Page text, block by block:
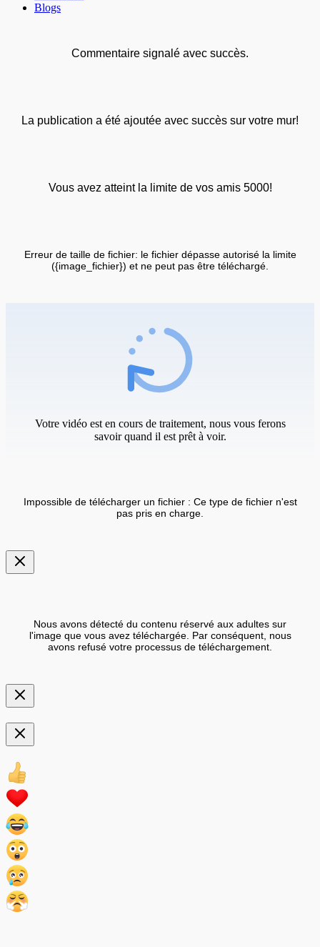
Blogs
Commentaire signalé avec succès.
La publication a été ajoutée avec succès sur votre mur!
Vous avez atteint la limite de vos amis 5000!
Erreur de taille de fichier: le fichier dépasse autorisé la limite
({image_fichier}) et ne peut pas être téléchargé.
Votre vidéo est en cours de traitement, nous vous ferons
savoir quand il est prêt à voir.
Impossible de télécharger un fichier : Ce type de fichier n'est
pas pris en charge.
Nous avons détecté du contenu réservé aux adultes sur
l'image que vous avez téléchargée. Par conséquent, nous
avons refusé votre processus de téléchargement.